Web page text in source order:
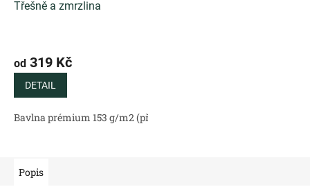
Třešně a zmrzlina
od 319 Kč
DETAIL
Bavlna prémium 153 g/m2 (přírodní)
Popis